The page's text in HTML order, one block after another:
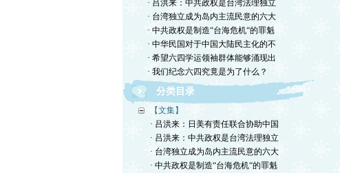
· 吕洪来：中共政权是台湾法理独立
· 台湾独立成为岛内主流民意的六大
· 中共政权是制造“台海危机“的罪魁
· 中华民国对于中国大陆民主化的不
· 希望六四学运领袖群体能够涌现出
· 我们纪念六四究竟是为了什么？
分类目录
【文集】
· 吕洪来：日美有责任联合协助中国
· 吕洪来：中共政权是台湾法理独立
· 台湾独立成为岛内主流民意的六大
· 中共政权是制造“台海危机“的罪魁